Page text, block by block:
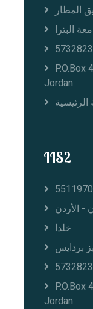
المطار
البترا
P.O.Box
Jordan
IIS2
- الأردن
خلدا
بردايس
P.O.Box
Jordan